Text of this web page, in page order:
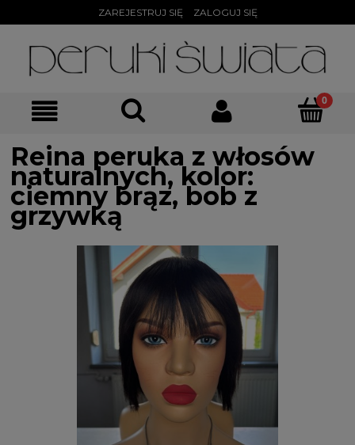
ZAREJESTRUJ SIĘ ZALOGUJ SIĘ
Reina peruka z włosów
naturalnych, kolor:
ciemny brąz, bob z
grzywką